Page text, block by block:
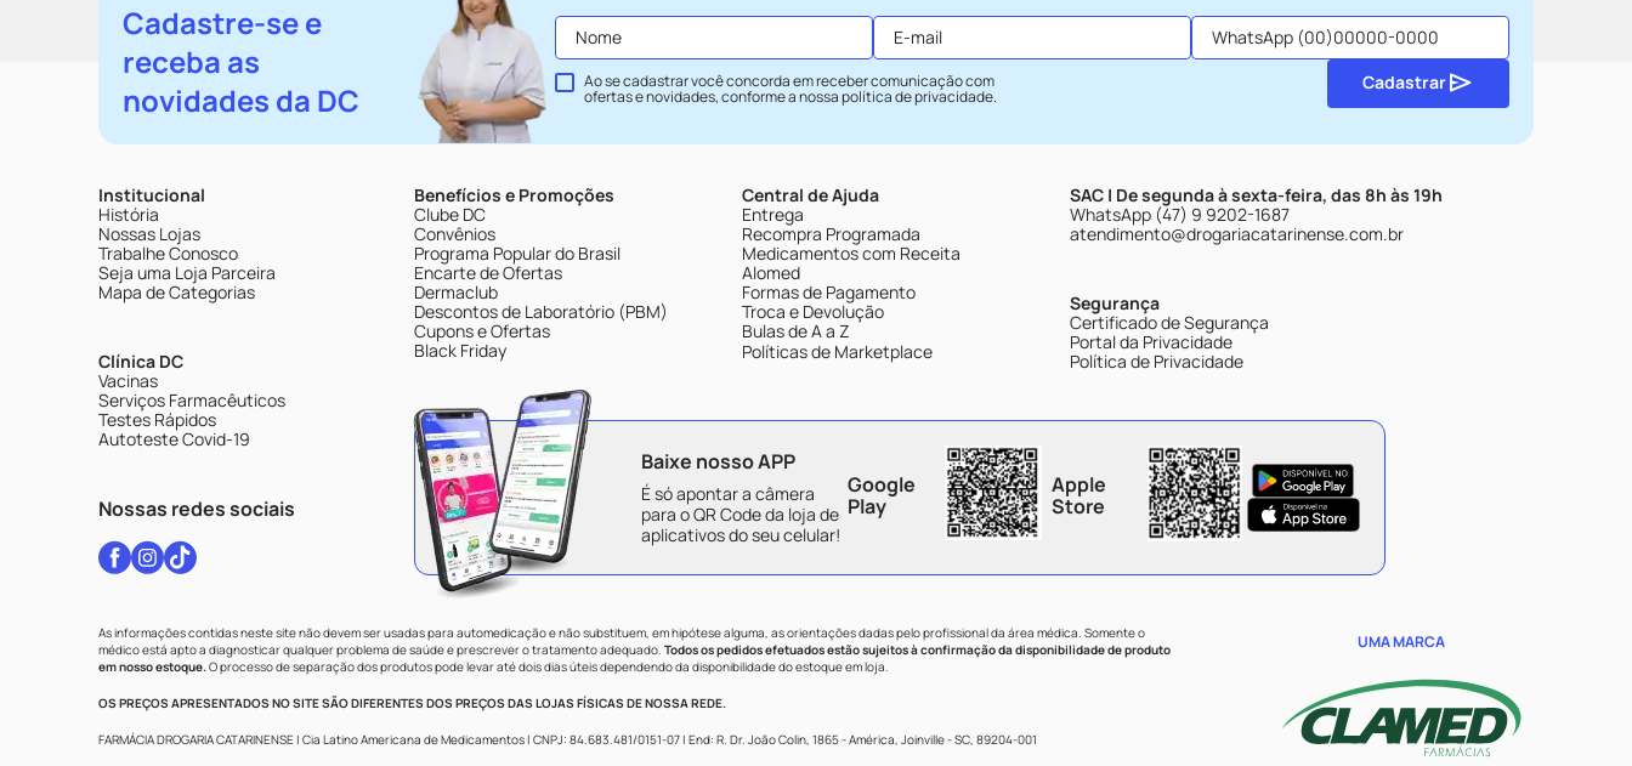
Cadastre-se e
receba as
novidades da DC
Ao se cadastrar você concorda em receber comunicação com
ofertas e novidades, conforme a nossapolítica de privacidade.
Cadastrar
Institucional
História
Nossas Lojas
Trabalhe Conosco
Seja uma Loja Parceira
Mapa de Categorias
Clínica DC
Vacinas
Serviços Farmacêuticos
Testes Rápidos
Autoteste Covid-19
Nossas redes sociais
Benefícios e Promoções
Clube DC
Convênios
Programa Popular do Brasil
Encarte de Ofertas
Dermaclub
Descontos de Laboratório (PBM)
Cupons e Ofertas
Black Friday
Central de Ajuda
Entrega
Recompra Programada
Medicamentos com Receita
Alomed
Formas de Pagamento
Troca e Devolução
Bulas de A a Z
Políticas de Marketplace
SAC | De segunda à sexta-feira, das 8h às 19h
WhatsApp (47) 9 9202-1687
atendimento@drogariacatarinense.com.br
Segurança
Certificado de Segurança
Portal da Privacidade
Política de Privacidade
Baixe nosso APP
É só apontar a câmera
para o QR Code da loja de
aplicativos do seu celular!
Google
Play
Apple
Store
As informações contidas neste site não devem ser usadas para automedicação e não substituem, em hipótese alguma, as orientações dadas pelo profissional da área médica. Somente o
médico está apto a diagnosticar qualquer problema de saúde e prescrever o tratamento adequado. Todos os pedidos efetuados estão sujeitos à confirmação da disponibilidade de produto
em nosso estoque.O processo de separação dos produtos pode levar até dois dias úteis dependendo da disponibilidade do estoque em loja.
OS PREÇOS APRESENTADOS NO SITE SÃO DIFERENTES DOS PREÇOS DAS LOJAS FÍSICAS DE NOSSA REDE.
FARMÁCIA DROGARIA CATARINENSE | Cia Latino Americana de Medicamentos | CNPJ: 84.683.481/0151-07 | End: R. Dr. João Colin, 1865 - América, Joinville - SC, 89204-001
UMA MARCA